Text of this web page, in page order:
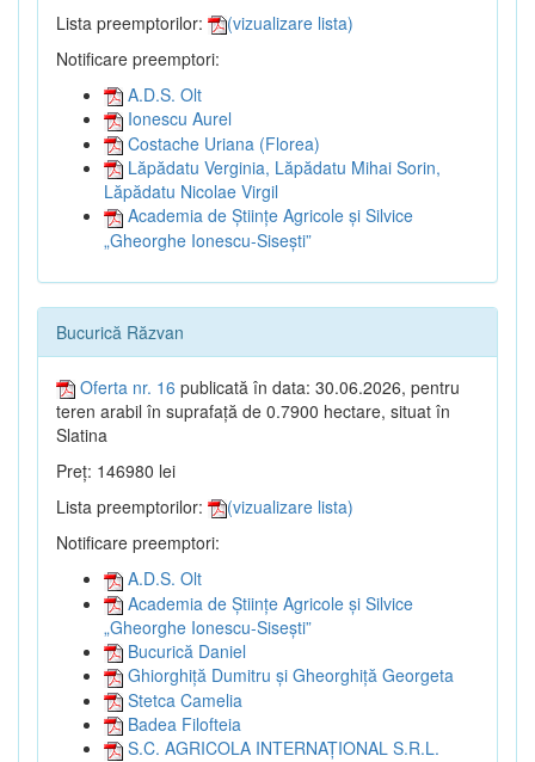
Lista preemptorilor:
(vizualizare lista)
Notificare preemptori:
A.D.S. Olt
Ionescu Aurel
Costache Uriana (Florea)
Lăpădatu Verginia, Lăpădatu Mihai Sorin,
Lăpădatu Nicolae Virgil
Academia de Științe Agricole și Silvice
„Gheorghe Ionescu-Sisești”
Bucurică Răzvan
Oferta nr. 16 publicată în data: 30.06.2026, pentru
teren arabil în suprafață de 0.7900 hectare, situat în
Slatina
Preț: 146980 lei
Lista preemptorilor:
(vizualizare lista)
Notificare preemptori:
A.D.S. Olt
Academia de Științe Agricole și Silvice
„Gheorghe Ionescu-Sisești”
Bucurică Daniel
Ghiorghiță Dumitru și Gheorghiță Georgeta
Stetca Camelia
Badea Filofteia
S.C. AGRICOLA INTERNAȚIONAL S.R.L.